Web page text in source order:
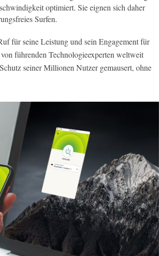
optimiert. Sie eignen sich daher
Surfen.
für seine Leistung und sein Engagement für
führenden Technologieexperten weltweit
seiner Millionen Nutzer gemausert, ohne